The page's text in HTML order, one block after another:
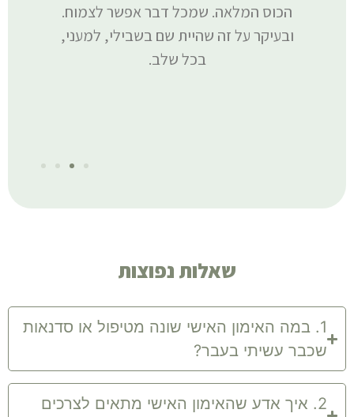
הכוס המלאה. שמכל דבר אפשר לצמוח.
ובעיקר על זה שהיית שם בשבילי, למעני,
בכל שלב.
שאלות נפוצות
1. במה האימון האישי שונה מטיפול או סדנאות
שכבר עשיתי בעבר?
2. איך אדע שהאימון האישי מתאים לצרכים